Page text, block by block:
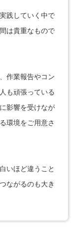
践していく中で
は貴重なもので
作業報告やコン
も頑張っている
影響を受けなが
環境をご用意さ
いほど違うこと
ながるのも大き